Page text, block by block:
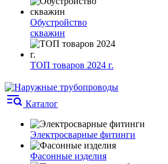
Обустройство
скважин
ТОП товаров 2024 г.
Каталог
Электросварные фитинги
Фасонные изделия